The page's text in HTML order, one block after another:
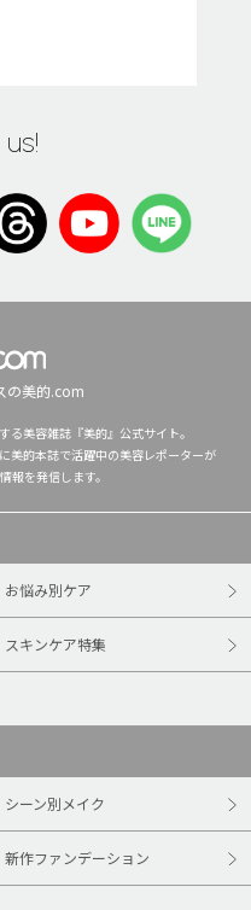
の美的.com
る美容雑誌『美的』公式サイト。
美的本誌で活躍中の美容レポーターが
報を発信します。
お悩み別ケア
スキンケア特集
シーン別メイク
新作ファンデーション